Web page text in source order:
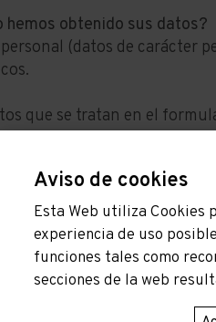
hemos obtenido sus datos?
(datos de carácter
que se tratan en el
protegidos.
del Tratamiento
es una web
Aviso de cookies
Esta Web utiliza
experiencia de uso
funciones tales como
secciones de la web